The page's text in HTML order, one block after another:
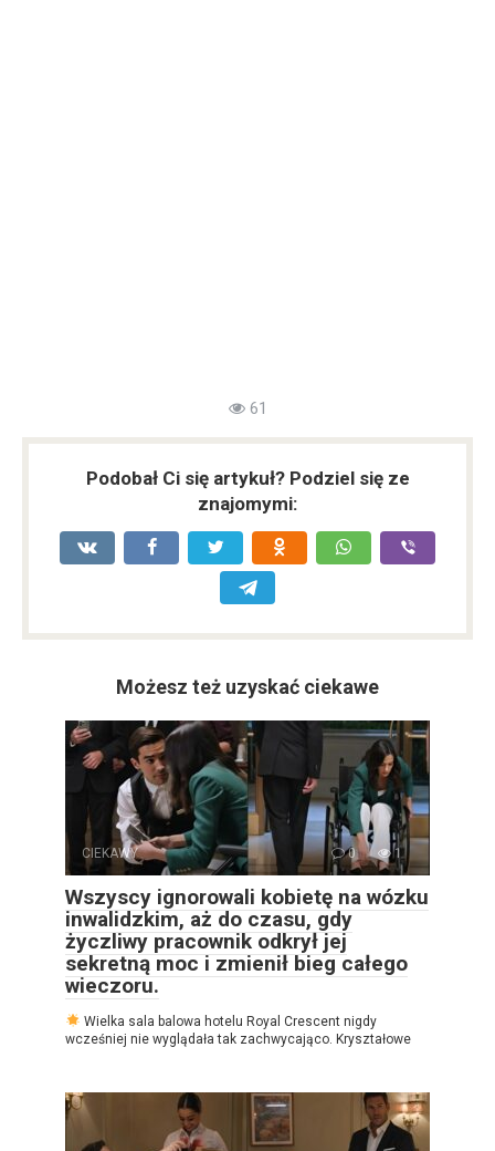
61
Podobał Ci się artykuł? Podziel się ze
znajomymi:
Możesz też uzyskać ciekawe
CIEKAWY 0 1
Wszyscy ignorowali kobietę na wózku
inwalidzkim, aż do czasu, gdy
życzliwy pracownik odkrył jej
sekretną moc i zmienił bieg całego
wieczoru.
Wielka sala balowa hotelu Royal Crescent nigdy
wcześniej nie wyglądała tak zachwycająco. Kryształowe